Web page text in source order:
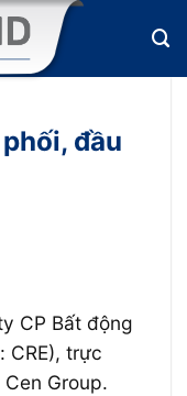
đầu
CP Bất động
CRE), trực
Group.